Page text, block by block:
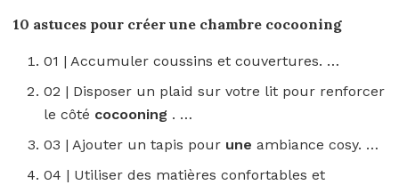
10 astuces pour créer une chambre cocooning
01 | Accumuler coussins et couvertures. …
02 | Disposer un plaid sur votre lit pour renforcer
le côté cocooning . …
03 | Ajouter un tapis pour uneambiance cosy. …
04 | Utiliser des matières confortables et